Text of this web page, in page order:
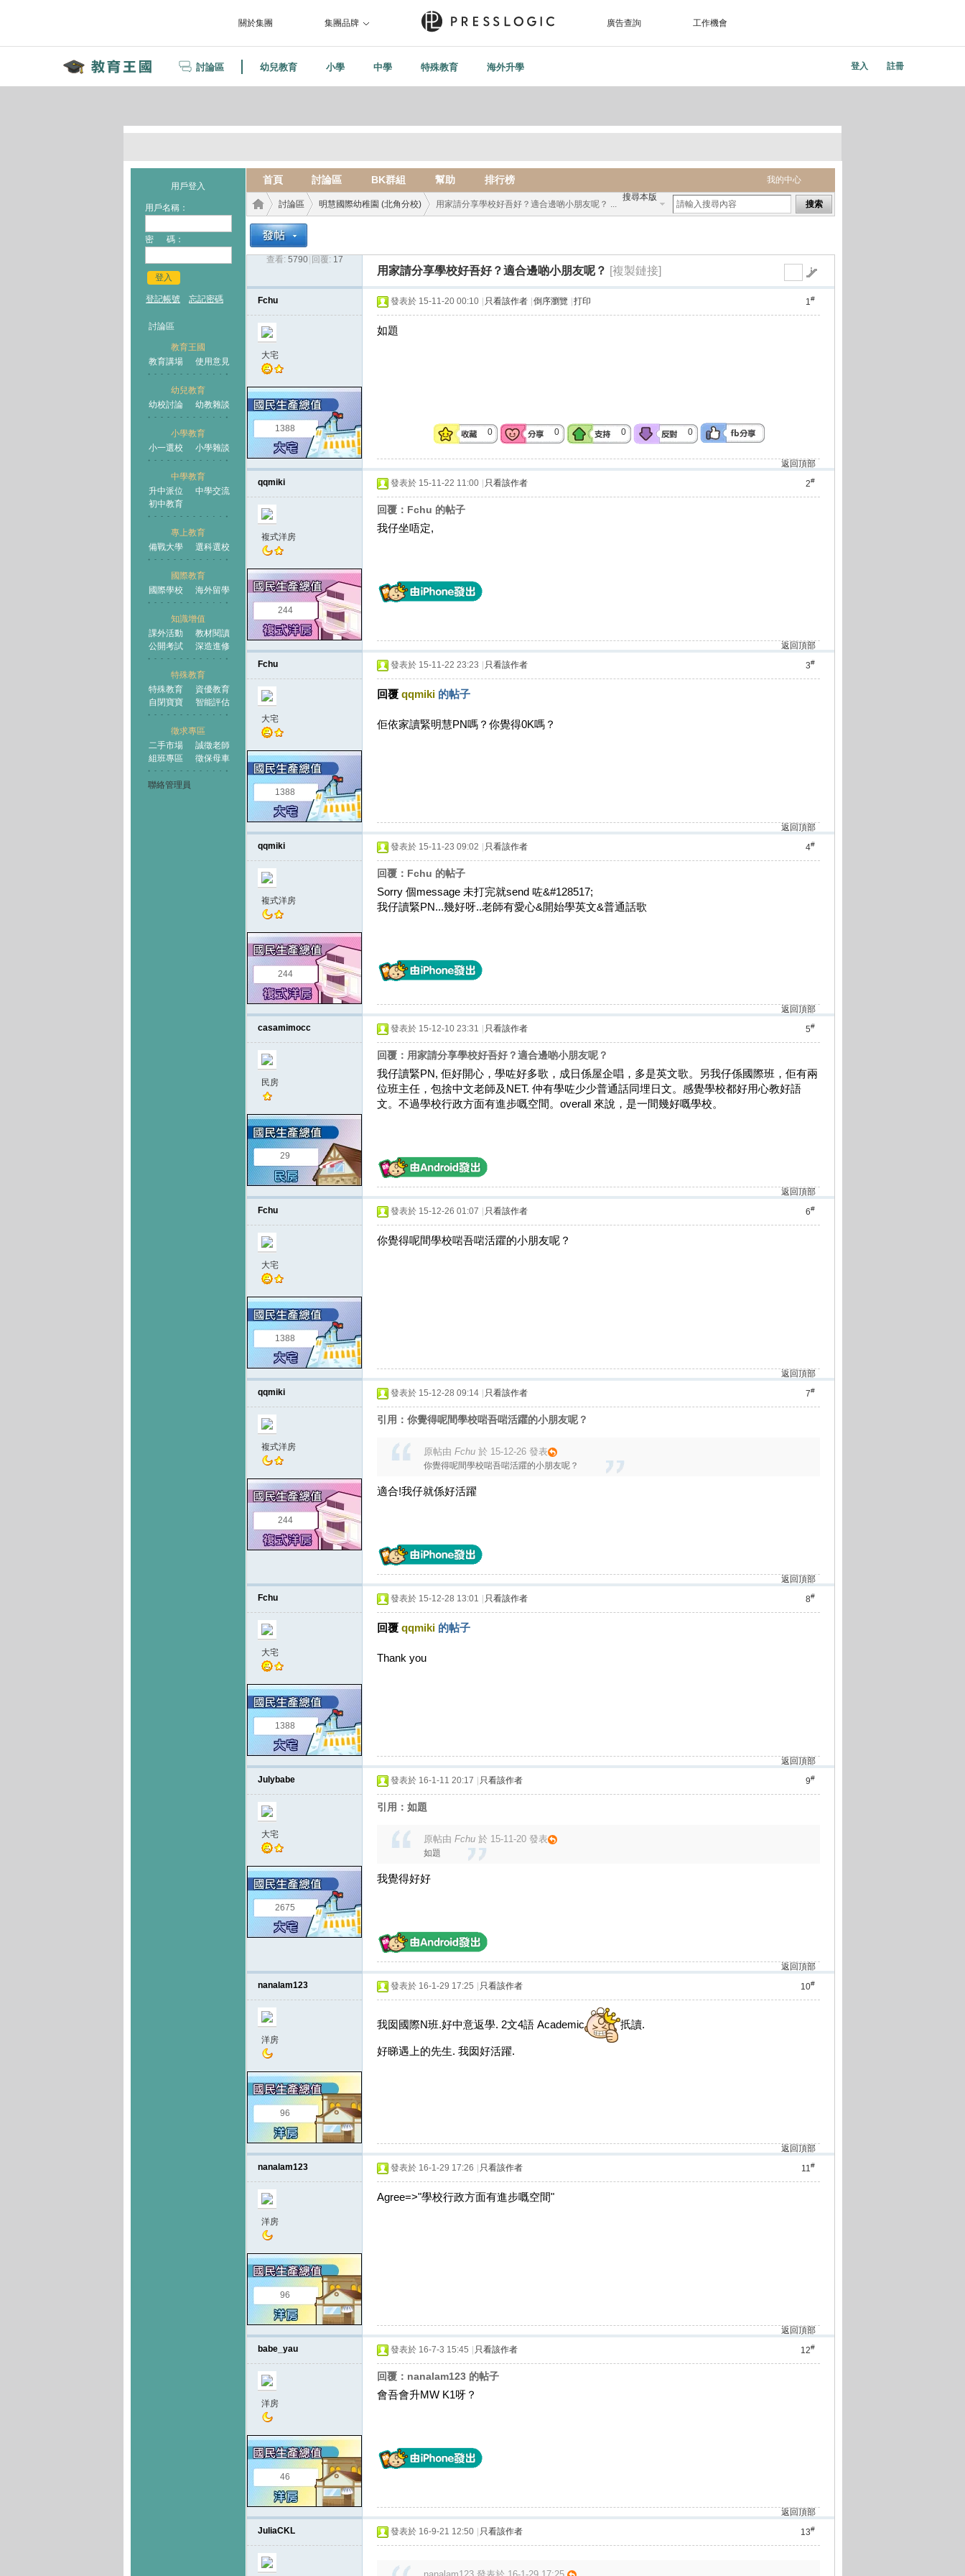
關於集團 集團品牌 廣告查詢 工作機會
討論區 幼兒教育 小學 中學 特殊教育 海外升學 登入 註冊
用戶登入
用戶名稱：
密 碼：
登入
登記帳號 忘記密碼
討論區
教育王國
教育講場
使用意見
幼兒教育
幼校討論
幼教雜談
小學教育
小一選校
小學雜談
中學教育
升中派位
中學交流
初中教育
專上教育
備戰大學
選科選校
國際教育
國際學校
海外留學
知識增值
課外活動
教材閱讀
公開考試
深造進修
特殊教育
特殊教育
資優教育
自閉寶寶
智能評估
徵求專區
二手市場
誠徵老師
組班專區
徵保母車
聯絡管理員
我的中心
首頁 討論區 BK群組 幫助 排行榜
搜尋本版
搜索
王國
›
討論區
›
明慧國際幼稚園 (北角分校)
›
用家請分享學校好吾好？適合邊啲小朋友呢？ ...
查看: 5790 回覆: 17
用家請分享學校好吾好？適合邊啲小朋友呢？ [複製鏈接]
Fchu
大宅
1388
1#
發表於 15-11-20 00:10 只看該作者 倒序瀏覽 打印
如題
0 0 0 0
返回頂部
qqmiki
複式洋房
244
2#
發表於 15-11-22 11:00 只看該作者
回覆：Fchu 的帖子
我仔坐唔定,
返回頂部
Fchu
大宅
1388
3#
發表於 15-11-22 23:23 只看該作者
回覆 qqmiki 的帖子
佢依家讀緊明慧PN嗎？你覺得0K嗎？
返回頂部
qqmiki
複式洋房
244
4#
發表於 15-11-23 09:02 只看該作者
回覆：Fchu 的帖子
Sorry 個message 未打完就send 咗&#128517;
我仔讀緊PN...幾好呀..老師有愛心&開始學英文&普通話歌
返回頂部
casamimocc
民房
29
5#
發表於 15-12-10 23:31 只看該作者
回覆：用家請分享學校好吾好？適合邊啲小朋友呢？
我仔讀緊PN, 佢好開心，學咗好多歌，成日係屋企唱，多是英文歌。另我仔係國際班，佢有兩
位班主任，包捨中文老師及NET. 仲有學咗少少普通話同埋日文。感覺學校都好用心教好語
文。不過學校行政方面有進步嘅空間。overall 來說，是一間幾好嘅學校。
返回頂部
Fchu
大宅
1388
6#
發表於 15-12-26 01:07 只看該作者
你覺得呢間學校啱吾啱活躣的小朋友呢？
返回頂部
qqmiki
複式洋房
244
7#
發表於 15-12-28 09:14 只看該作者
引用：你覺得呢間學校啱吾啱活躣的小朋友呢？
原帖由 Fchu 於 15-12-26 發表
你覺得呢間學校啱吾啱活躣的小朋友呢？
適合!我仔就係好活躍
返回頂部
Fchu
大宅
1388
8#
發表於 15-12-28 13:01 只看該作者
回覆 qqmiki 的帖子
Thank you
返回頂部
Julybabe
大宅
2675
9#
發表於 16-1-11 20:17 只看該作者
引用：如題
原帖由 Fchu 於 15-11-20 發表
如題
我覺得好好
返回頂部
nanalam123
洋房
96
10#
發表於 16-1-29 17:25 只看該作者
我囡國際N班.好中意返學. 2文4語 Academic 扺讀.
好睇遇上的先生. 我囡好活躍.
返回頂部
nanalam123
洋房
96
11#
發表於 16-1-29 17:26 只看該作者
Agree=>"學校行政方面有進步嘅空間"
返回頂部
babe_yau
洋房
46
12#
發表於 16-7-3 15:45 只看該作者
回覆：nanalam123 的帖子
會吾會升MW K1呀？
返回頂部
JuliaCKL
13#
發表於 16-9-21 12:50 只看該作者